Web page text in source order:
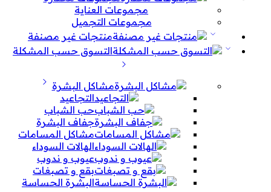
مجموعات العناية
مجموعات التجميل
منتجات غير مصنفة
التسوق حسب المشكلة
مشاكل البشرة
التجاعيد
حب الشباب
جفاف البشرة
مشاكل المسامات
الهالات السوداء
عيوب و ندوب
بقع و تصبغات
البشرة الحساسة